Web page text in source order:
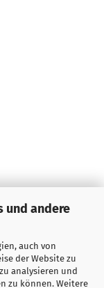
und andere
auch von
der Website zu
analysieren und
zu können. Weitere